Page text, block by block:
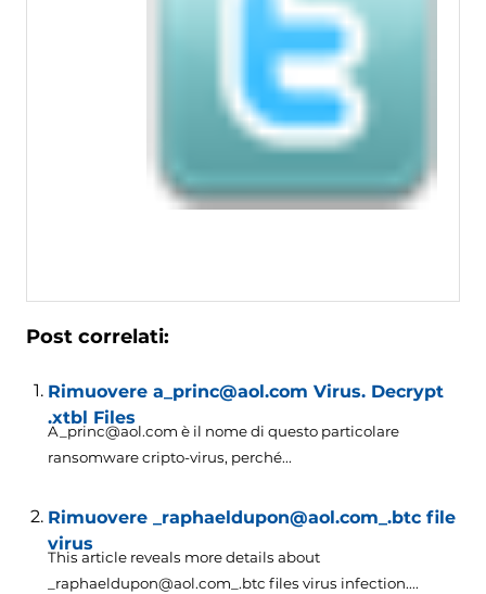
Post correlati:
Rimuovere a_princ@aol.com Virus. Decrypt
.xtbl Files
A_princ@aol.com è il nome di questo particolare
ransomware cripto-virus, perché...
Rimuovere _raphaeldupon@aol.com_.btc file
virus
This article reveals more details about
_raphaeldupon@aol.com_.btc files virus infection....